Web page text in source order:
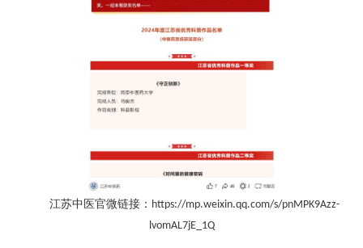
江苏中医官微链接： https://mp.weixin.qq.com/s/pnMPK9Azz-
lvomAL7jE_1Q